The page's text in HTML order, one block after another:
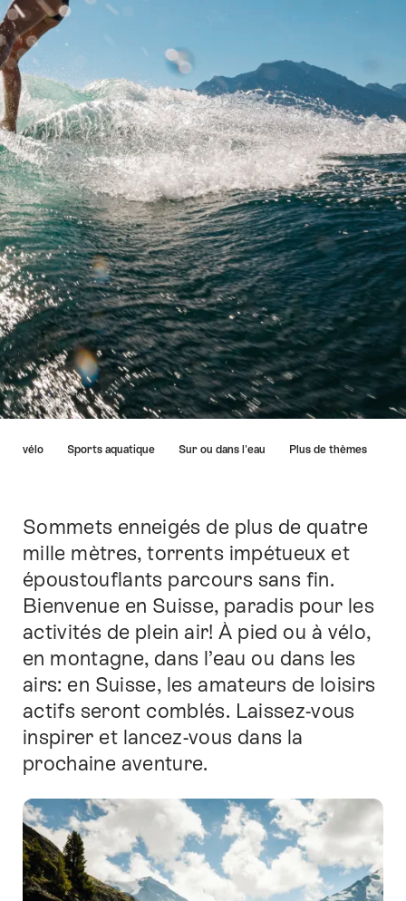
directement
aux
points
forts
sur
page.
En vélo Sports aquatique Sur ou dans l'eau Plus de thèmes
Introduction
Sommets enneigés de plus de quatre
mille mètres, torrents impétueux et
époustouflants parcours sans fin.
Bienvenue en Suisse, paradis pour les
activités de plein air! À pied ou à vélo,
en montagne, dans l’eau ou dans les
airs: en Suisse, les amateurs de loisirs
actifs seront comblés. Laissez-vous
inspirer et lancez-vous dans la
prochaine aventure.